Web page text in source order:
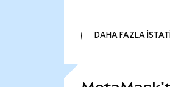
DAHA FAZLA